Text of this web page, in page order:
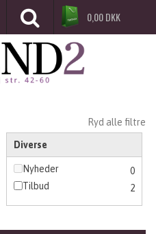
0,00DKK
Ryd alle filtre
Diverse
Nyheder
0
Tilbud
2